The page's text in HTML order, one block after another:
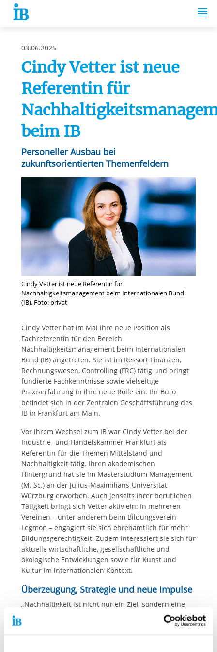
Springe zum Inhalt
03.06.2025
Cindy Vetter ist neue
Referentin für
beim IB
Personeller Ausbau bei
zukunftsorientierten Themenfeldern
Cindy Vetter ist neue Referentin für
Nachhaltigkeitsmanagement beim Internationalen Bund
(IB). Foto: privat
Cindy Vetter hat im Mai ihre neue Position als
Fachreferentin für den Bereich
Nachhaltigkeitsmanagement beim Internationalen
Bund (IB) angetreten. Sie ist im Ressort Finanzen,
Rechnungswesen, Controlling (FRC) tätig und bringt
fundierte Fachkenntnisse sowie vielseitige
Praxiserfahrung in ihre neue Rolle ein. Ihr Büro
befindet sich in der Zentralen Geschäftsführung des
IB in Frankfurt am Main.
Vor ihrem Wechsel zum IB war Cindy Vetter bei der
Industrie- und Handelskammer Frankfurt als
Referentin für die Themen Mittelstand und
Nachhaltigkeit tätig. Ihren akademischen
Hintergrund hat sie im Masterstudium Management
(M. Sc.) an der Julius-Maximilians-Universität
Würzburg erworben. Auch jenseits ihrer beruflichen
Tätigkeit bringt sich Vetter aktiv ein: In mehreren
Vereinen – unter anderem beim Bildungsverein
Legmon – engagiert sie sich ehrenamtlich für mehr
Bildungsgerechtigkeit. Zudem interessiert sie sich für
aktuelle wirtschaftliche, gesellschaftliche und
ökologische Entwicklungen sowie für Kunst und
Kultur im internationalen Kontext.
Überzeugung, Strategie und neue Impulse
„Nachhaltigkeit ist nicht nur ein Ziel, sondern eine
Denkweise“, sagt Cindy Vetter. „Diese Denkweise
möchte ich im IB weiter voranbringen – ganz konkret
durch die Entwicklung praktischer Maßnahmen, aber